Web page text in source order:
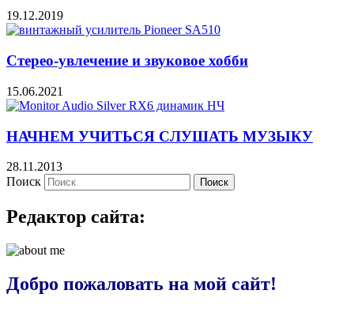
19.12.2019
Стерео-увлечение и звуковое хобби
15.06.2021
НАЧНЕМ УЧИТЬСЯ СЛУШАТЬ МУЗЫКУ
28.11.2013
Поиск
Поиск
Редактор сайта:
Добро пожаловать на мой сайт!